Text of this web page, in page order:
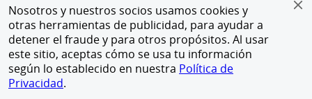
Nosotros y nuestros socios usamos cookies y
otras herramientas de publicidad, para ayudar a
detener el fraude y para otros propósitos. Al usar
este sitio, aceptas cómo se usa tu información
según lo establecido en nuestra Política de
Privacidad.